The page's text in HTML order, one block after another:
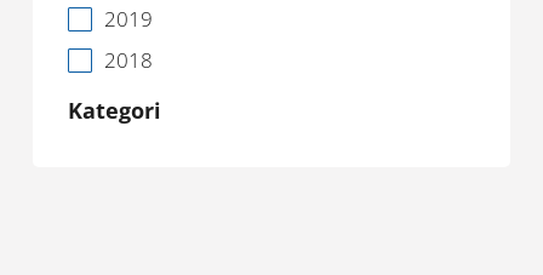
2019
2018
Kategori